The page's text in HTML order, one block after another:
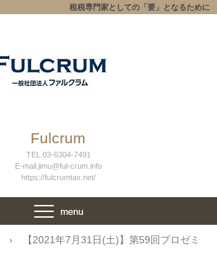
租税専門家としての「要」となるために
Fulcrum
TEL.03-6304-7491
E-mail.jimu@ful-crum.info
https://fulcrumtax.net/
› 【2021年7月31日(土)】第59回プロゼミ